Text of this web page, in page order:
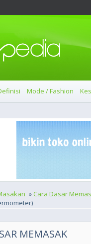
Mode / Fashion
»Cara Dasar
MEMASAK